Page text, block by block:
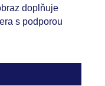
doplňuje
s podporou